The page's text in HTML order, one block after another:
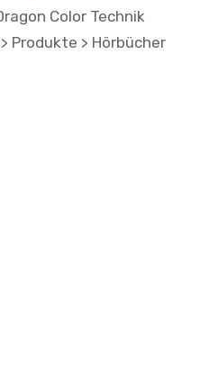
Color Technik
> Produkte > Hörbücher